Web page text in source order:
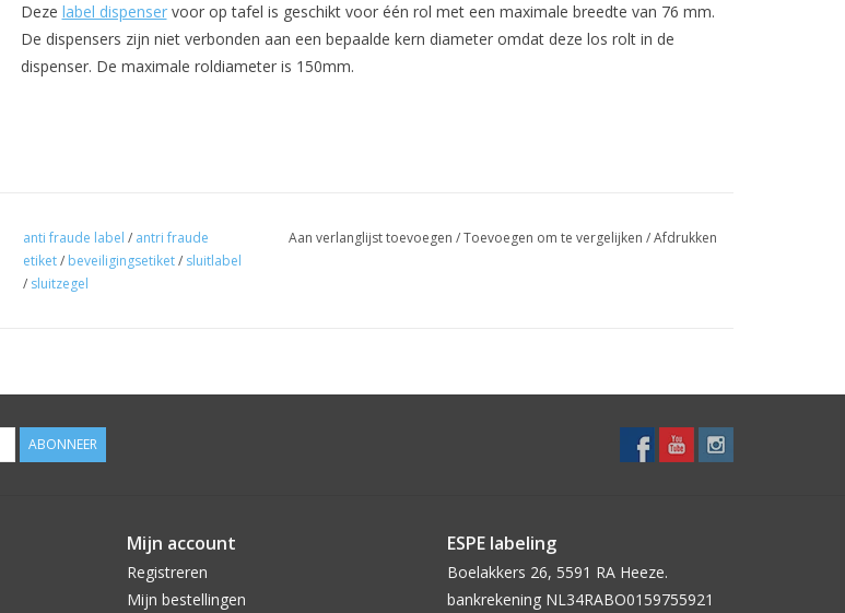
Deze label dispenservoor op tafel is geschikt voor één rol met een maximale breedte van 76 mm.
De dispensers zijn niet verbonden aan een bepaalde kern diameter omdat deze los rolt in de
dispenser. De maximale roldiameter is 150mm.
anti fraude label / antri fraude
etiket/ beveiligingsetiket/ sluitlabel
/ sluitzegel
Aan verlanglijst toevoegen /Toevoegen om te vergelijken /Afdrukken
ABONNEER
Mijn account
Registreren
Mijn bestellingen
ESPE labeling
Boelakkers 26, 5591 RA Heeze.
bankrekening NL34RABO0159755921